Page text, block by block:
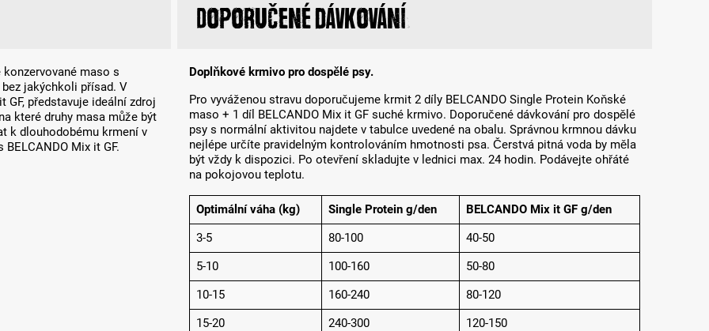
maso s
jakýchkoli přísad. V
GF, představuje ideální zdroj
které druhy masa může být
k dlouhodobému krmení v
Mix it GF.
Doporučené dávkování
Doplňkové krmivo pro dospělé psy.
Pro vyváženou stravu doporučujeme krmit 2 díly BELCANDO Single Protein Koňské
maso + 1 díl BELCANDO Mix it GF suché krmivo. Doporučené dávkování pro dospělé
psy s normální aktivitou najdete v tabulce uvedené na obalu. Správnou krmnou dávku
nejlépe určíte pravidelným kontrolováním hmotnosti psa. Čerstvá pitná voda by měla
být vždy k dispozici. Po otevření skladujte v lednici max. 24 hodin. Podávejte ohřáté
na pokojovou teplotu.
Optimální váha (kg) Single Protein g/den
BELCANDO Mix it GF g/den
3-5
80-100
40-50
5-10
100-160
50-80
10-15
160-240
80-120
15-20
240-300
120-150